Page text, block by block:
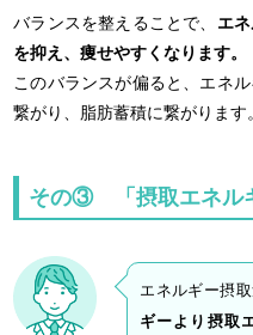
バランスを整えることで、 エ
を抑え、痩せやすくなります。
このバランスが偏ると、エネ
繋がり、脂肪蓄積に繋がります
その③ 「摂取エネル
エネルギー摂
ギーより摂取